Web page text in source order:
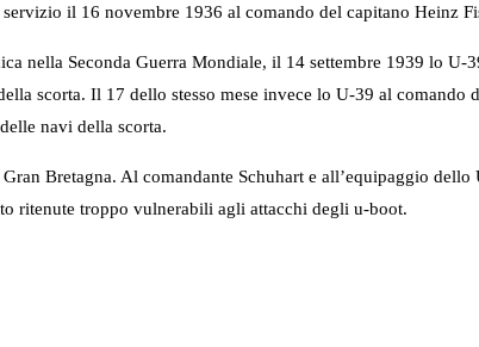
il 16 novembre 1936 al comando del capitano Heinz
nella Seconda Guerra Mondiale, il 14 settembre 1939 lo
scorta. Il 17 dello stesso mese invece lo U-39 al
navi della scorta.
Bretagna. Al comandante Schuhart e all’equipaggio
ritenute troppo vulnerabili agli attacchi degli u-boot.